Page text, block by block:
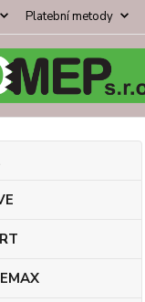
Platební metody